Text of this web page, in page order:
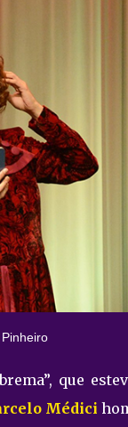
que
Médici